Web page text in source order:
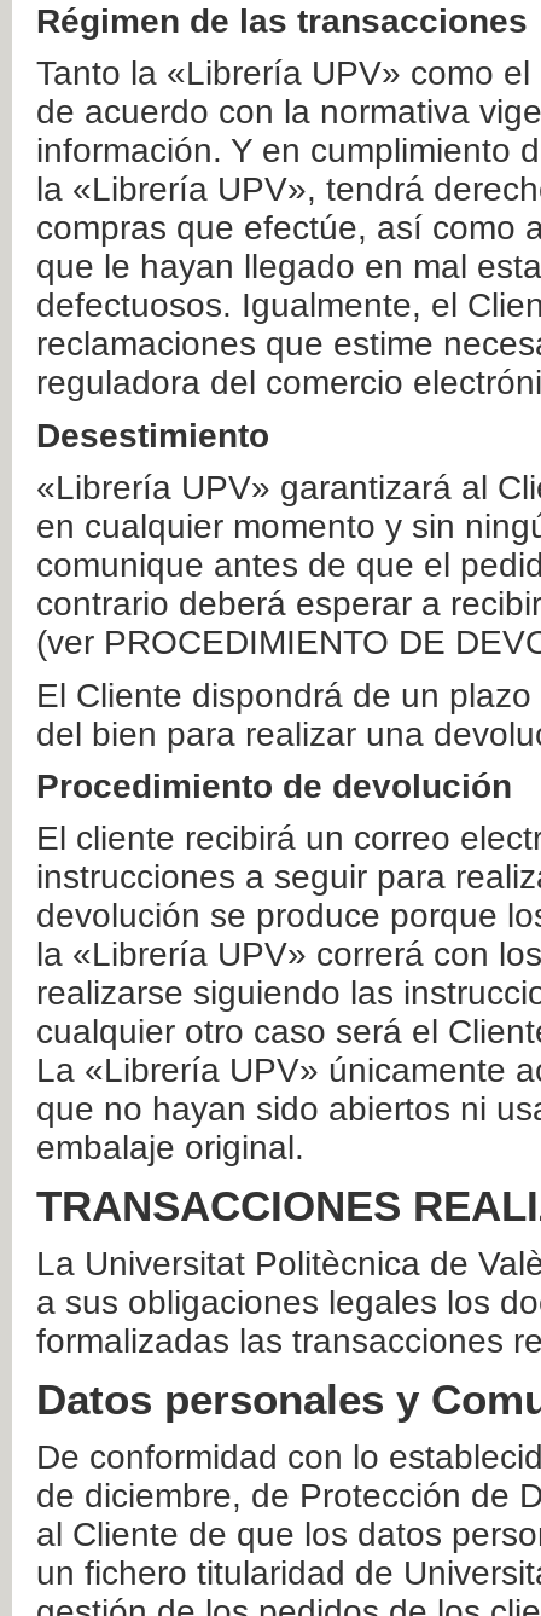
Régimen de las transacciones
Tanto la «Librería UPV» como
de acuerdo con la normativa
información. Y en cumplimiento
la «Librería UPV», tendrá
compras que efectúe, así como
que le hayan llegado en mal
defectuosos. Igualmente, el
reclamaciones que estime
reguladora del comercio
Desestimiento
«Librería UPV» garantizará al
en cualquier momento y sin
comunique antes de que el
contrario deberá esperar a
(ver PROCEDIMIENTO DE
El Cliente dispondrá de un
del bien para realizar una
Procedimiento de devolución
El cliente recibirá un correo
instrucciones a seguir para
devolución se produce porque
la «Librería UPV» correrá con
realizarse siguiendo las
cualquier otro caso será el
La «Librería UPV» únicamente
que no hayan sido abiertos ni
embalaje original.
TRANSACCIONES
La Universitat Politècnica de
a sus obligaciones legales los
formalizadas las transacciones
Datos personales y
De conformidad con lo
de diciembre, de Protección de
al Cliente de que los datos
un fichero titularidad de